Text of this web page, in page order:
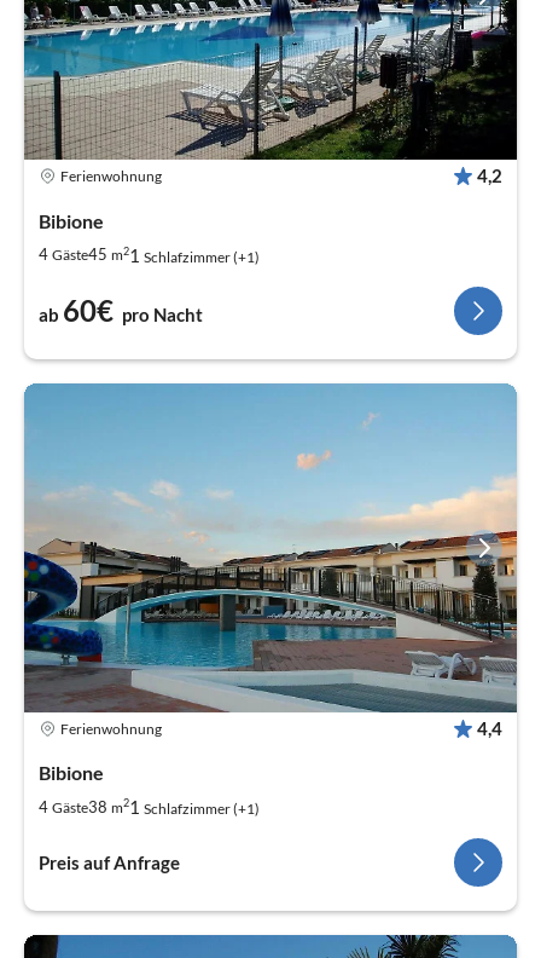
Ferienwohnung 4,2
Bibione
4 Gäste45 m21 Schlafzimmer (+1)
ab 60€ pro Nacht
Ferienwohnung 4,4
Bibione
4 Gäste38 m21 Schlafzimmer (+1)
Preis auf Anfrage